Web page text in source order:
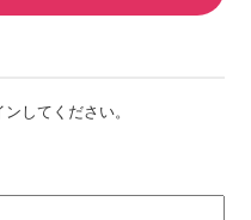
してください。